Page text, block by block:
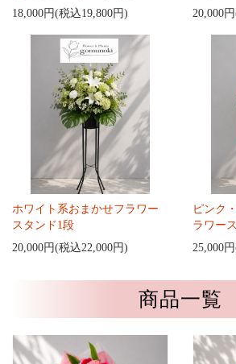
18,000円(税込19,800円)
20,000
ホワイト系おまかせフラワー
スタンド1段
20,000円(税込22,000円)
ピンク
ラワー
25,000
商品一覧